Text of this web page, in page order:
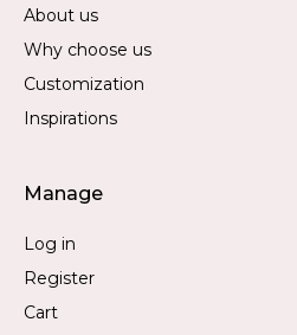
About us
Why choose us
Customization
Inspirations
Manage
Log in
Register
Cart